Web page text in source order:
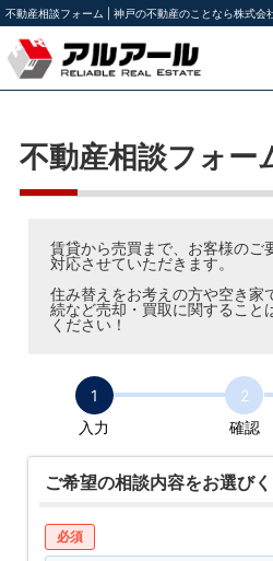
不動産相談フォーム | 神戸の不動産のことなら株式
不動産相談フォー
賃貸から売買まで、お客様のご
対応させていただきます。
住み替えをお考えの方や空き家
続など売却・買取に関すること
ください！
1
入力
2
確認
ご希望の相談内容をお選びく
必須